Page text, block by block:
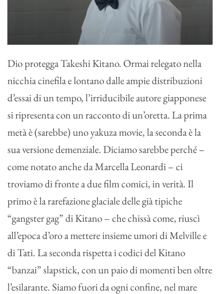
Dio protegga Takeshi Kitano. Ormai relegato nella
nicchia cinefila e lontano dalle ampie distribuzioni
d’essai di un tempo, l’irriducibile autore giapponese
si ripresenta con un racconto di un’oretta. La prima
metà è (sarebbe) uno yakuza movie, la seconda è la
sua versione demenziale. Diciamo sarebbe perché –
come notato anche da Marcella Leonardi – ci
troviamo di fronte a due film comici, in verità. Il
primo è la rarefazione glaciale delle già tipiche
“gangster gag” di Kitano – che chissà come, riuscì
all’epoca d’oro a mettere insieme umori di Melville e
di Tati. La seconda rispetta i codici del Kitano
“banzai” slapstick, con un paio di momenti ben oltre
l’esilarante. Siamo fuori da ogni confine, nel mare